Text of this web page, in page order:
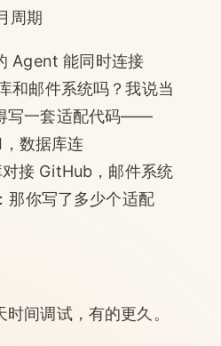
周期
Agent 能同时连接
和邮件系统吗？我说当
写一套适配代码——
数据库连
接 GitHub，邮件系统
那你写了多少个适配
间调试，有的更久。